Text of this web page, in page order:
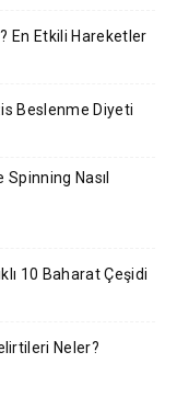
En Etkili Hareketler
Beslenme Diyeti
Nasıl
10 Baharat Çeşidi
Neler?